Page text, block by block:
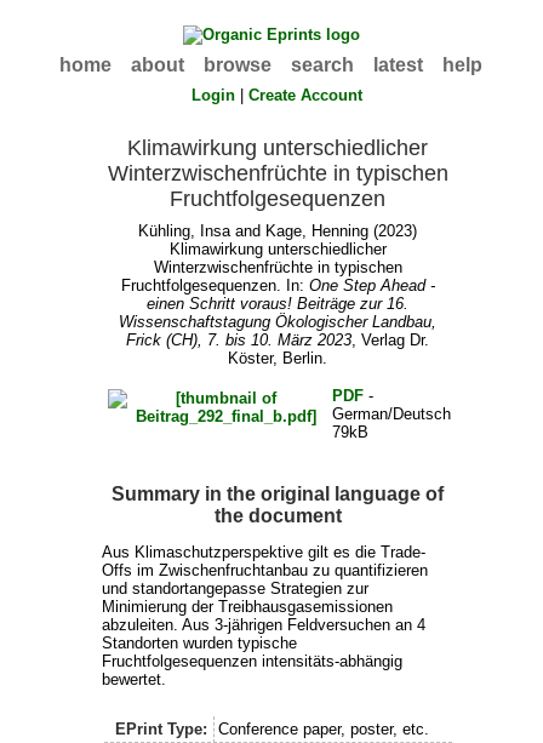
home about browse search latest help
Login |Create Account
Klimawirkung unterschiedlicher
Winterzwischenfrüchte in typischen
Fruchtfolgesequenzen
Kühling, Insaand Kage, Henning (2023)
Klimawirkung unterschiedlicher
Winterzwischenfrüchte in typischen
Fruchtfolgesequenzen. In: One Step Ahead -
einen Schritt voraus! Beiträge zur 16.
Wissenschaftstagung Ökologischer Landbau,
Frick (CH), 7. bis 10. März 2023, Verlag Dr.
Köster, Berlin.
PDF-
German/Deutsch
79kB
Summary in the original language of
the document
Aus Klimaschutzperspektive gilt es die Trade-
Offs im Zwischenfruchtanbau zu quantifizieren
und standortangepasse Strategien zur
Minimierung der Treibhausgasemissionen
abzuleiten. Aus 3-jährigen Feldversuchen an 4
Standorten wurden typische
Fruchtfolgesequenzen intensitäts-abhängig
bewertet.
EPrint Type:
Conference paper, poster, etc.